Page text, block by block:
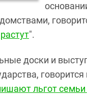
".
доски и
льгот